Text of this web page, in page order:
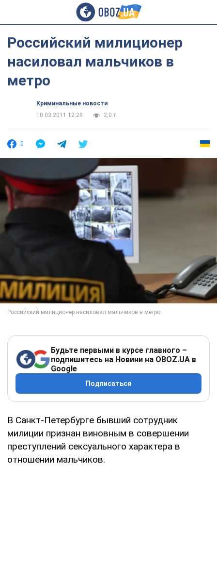
Российский милиционер
насиловал мальчиков в
метро
Криминальные новости
10.03.2011 12:29
2,0 т.
0
Будьте первыми в курсе главного –
подпишитесь на Новини на OBOZ.UA в
Google
Подписаться
В Санкт-Петербурге бывший сотрудник
милиции признан виновным в совершении
преступлений сексуального характера в
отношении мальчиков.